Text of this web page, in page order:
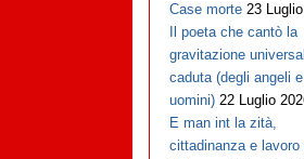
Case morte 23
Il poeta che cantò la
gravitazione
caduta (degli angeli
uomini) 22 Luglio
E man int la zità,
cittadinanza e lavoro